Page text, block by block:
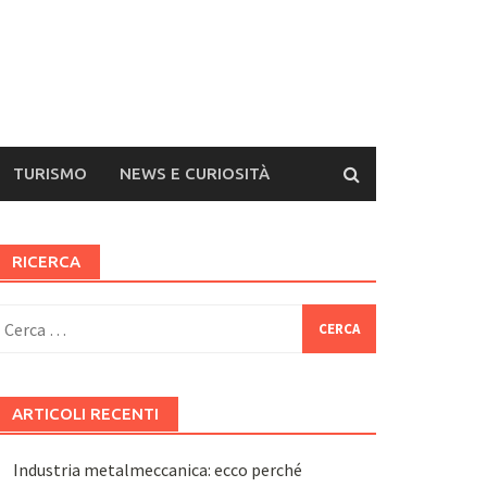
TURISMO NEWS E CURIOSITÀ
RICERCA
per:
ARTICOLI RECENTI
Industria metalmeccanica: ecco perché